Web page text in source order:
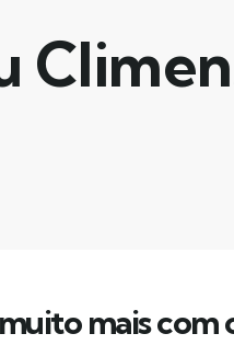
mais com